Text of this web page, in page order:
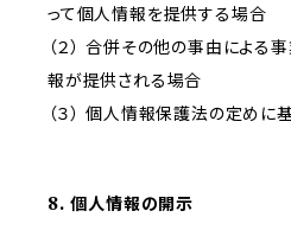
って個人情報を提供する場合
（２） 合併その他の事由による
報が提供される場合
（３） 個人情報保護法の定め
8. 個人情報の開示